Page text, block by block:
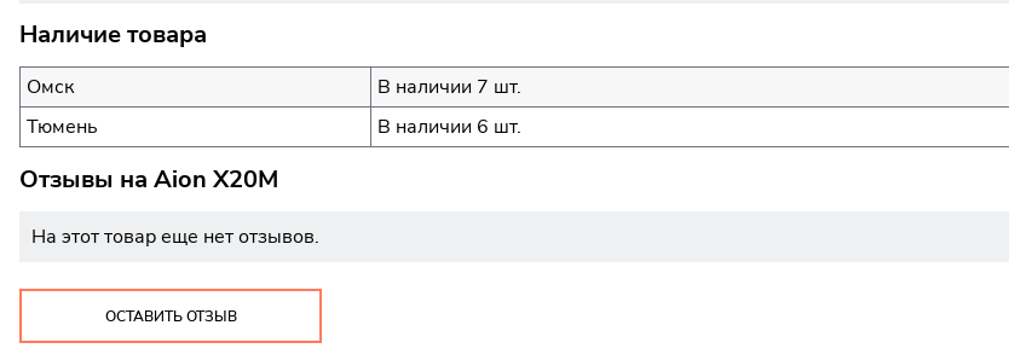
Наличие товара
Омск
В наличии 7 шт.
Тюмень
В наличии 6 шт.
Отзывы на Aion X20M
На этот товар еще нет отзывов.
ОСТАВИТЬ ОТЗЫВ